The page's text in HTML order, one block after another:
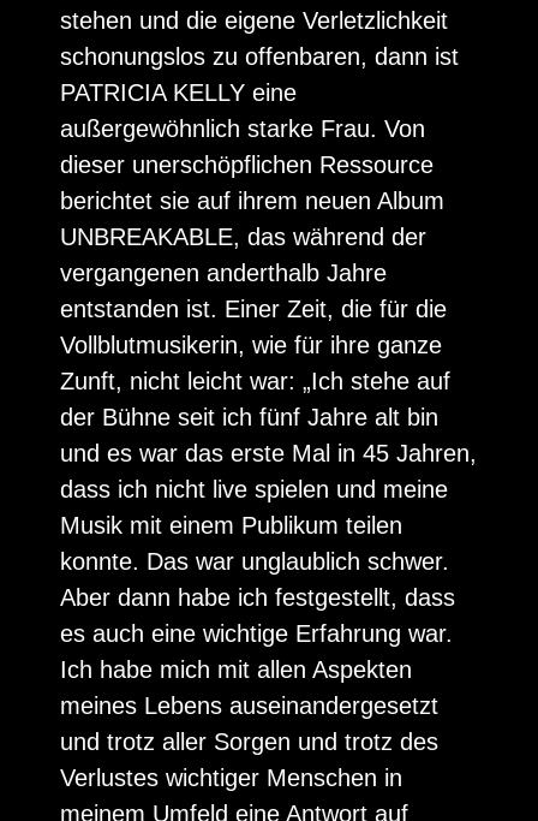
stehen und die eigene Verletzlichkeit
schonungslos zu offenbaren, dann ist
PATRICIA KELLY eine
außergewöhnlich starke Frau. Von
dieser unerschöpflichen Ressource
berichtet sie auf ihrem neuen Album
UNBREAKABLE, das während der
vergangenen anderthalb Jahre
entstanden ist. Einer Zeit, die für die
Vollblutmusikerin, wie für ihre ganze
Zunft, nicht leicht war: „Ich stehe auf
der Bühne seit ich fünf Jahre alt bin
und es war das erste Mal in 45 Jahren,
dass ich nicht live spielen und meine
Musik mit einem Publikum teilen
konnte. Das war unglaublich schwer.
Aber dann habe ich festgestellt, dass
es auch eine wichtige Erfahrung war.
Ich habe mich mit allen Aspekten
meines Lebens auseinandergesetzt
und trotz aller Sorgen und trotz des
Verlustes wichtiger Menschen in
meinem Umfeld eine Antwort auf